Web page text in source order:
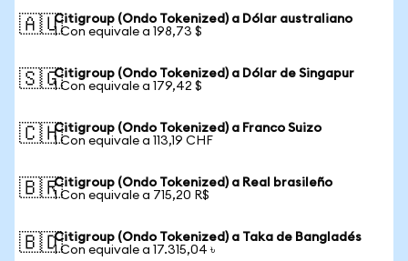
🇦🇺Citigroup (Ondo Tokenized) a Dólar australiano
1 Con equivale a 198,73 $
🇸🇬Citigroup (Ondo Tokenized) a Dólar de Singapur
1 Con equivale a 179,42 $
🇨🇭Citigroup (Ondo Tokenized) a Franco Suizo
1 Con equivale a 113,19 CHF
🇧🇷Citigroup (Ondo Tokenized) a Real brasileño
1 Con equivale a 715,20 R$
🇧🇩Citigroup (Ondo Tokenized) a Taka de Bangladés
1 Con equivale a 17.315,04 ৳